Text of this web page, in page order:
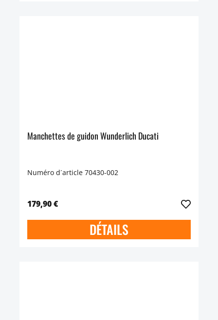
Manchettes de guidon Wunderlich Ducati
Numéro d´article 70430-002
179,90 €
DÉTAILS